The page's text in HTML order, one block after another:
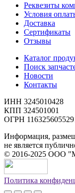
Реквезиты
Условия
Доставка
Сертификаты
Отзывы
Каталог
Поиск
Новости
Контакты
ИНН 3245010428
КПП 324501001
ОГРН
Информация,
не является
© 2016-2025 ООО
Политика